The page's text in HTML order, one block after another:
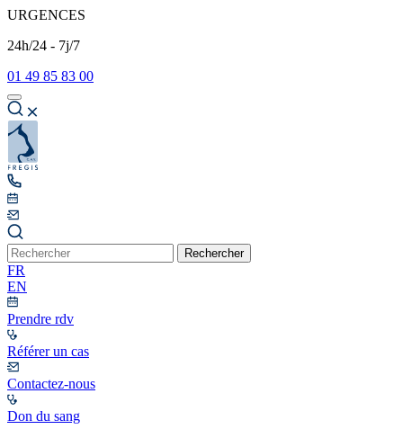
URGENCES
24h/24 - 7j/7
01 49 85 83 00
Rechercher
FR
EN
Prendre rdv
Référer un cas
Contactez-nous
Don du sang